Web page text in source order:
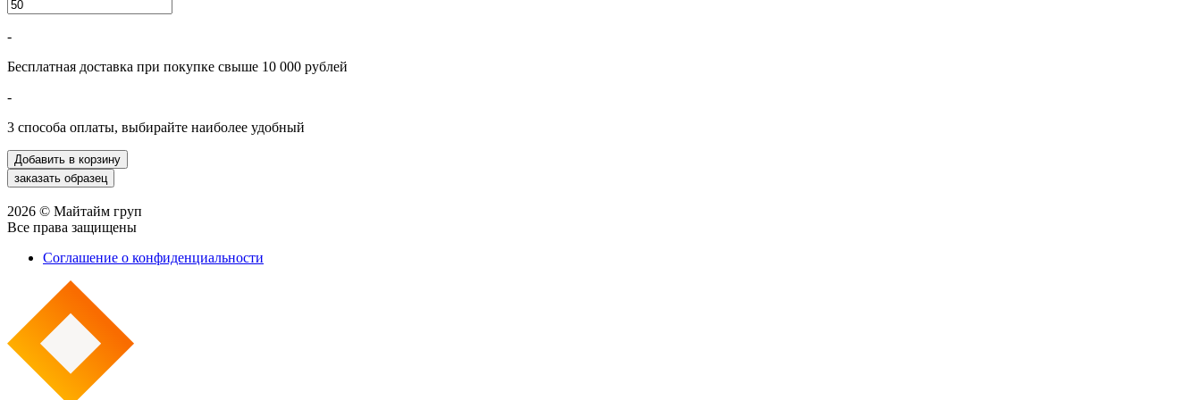
-
Бесплатная доставка при покупке свыше 10 000 рублей
-
3 способа оплаты, выбирайте наиболее удобный
2026 © Майтайм груп
Все права защищены
Соглашение о конфиденциальности